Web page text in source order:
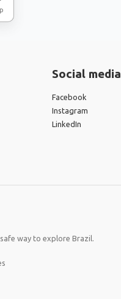
Social media
Facebook
Instagram
LinkedIn
way to explore Brazil.